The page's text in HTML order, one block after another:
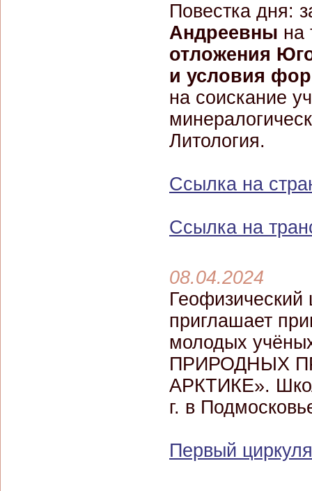
Повестка дня:
Андреевны на
отложения
и условия
на соискание
Литология.
Ссылка на
Ссылка на
08.04.2024
Геофизический
приглашает
молодых
ПРИРОДНЫХ
АРКТИКЕ».
г. в
Первый